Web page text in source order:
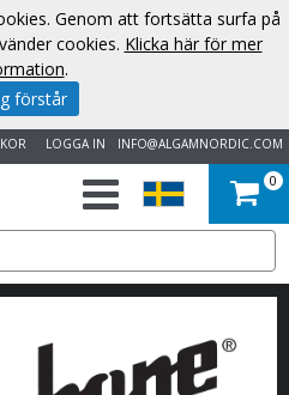
INFO@ALGAMNORDIC.COM
LOGGA IN
0
Genom att fortsätta surfa på
cookies. Klicka här för mer
.
förstår